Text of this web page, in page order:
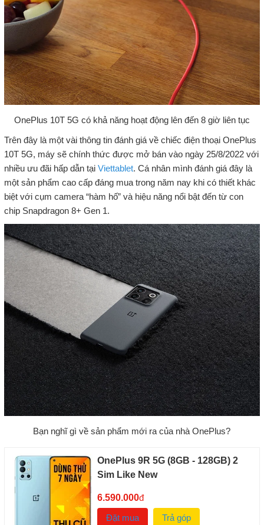
OnePlus 10T 5G có khả năng hoạt động lên đến 8 giờ liên tục
Trên đây là một vài thông tin đánh giá về chiếc điện thoại OnePlus
10T 5G, máy sẽ chính thức được mở bán vào ngày 25/8/2022 với
nhiều ưu đãi hấp dẫn tại Viettablet. Cá nhân mình đánh giá đây là
một sản phẩm cao cấp đáng mua trong năm nay khi có thiết khác
biệt với cụm camera “hàm hố” và hiệu năng nổi bật đến từ con
chip Snapdragon 8+ Gen 1.
Bạn nghĩ gì về sản phẩm mới ra của nhà OnePlus?
OnePlus 9R 5G (8GB - 128GB) 2
Sim Like New
6.590.000đ
Đặt mua
Trả góp